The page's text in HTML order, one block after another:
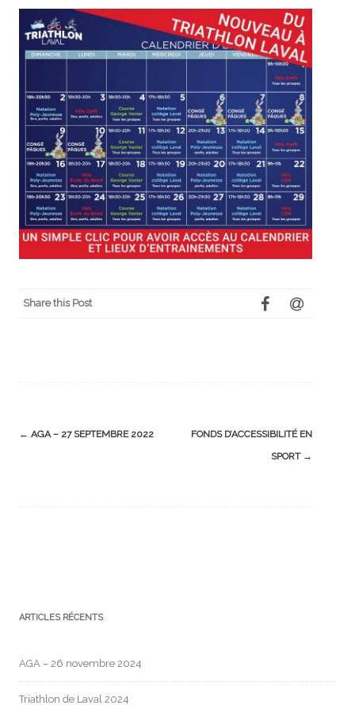
Share this Post
← AGA – 27 SEPTEMBRE 2022
FONDS D’ACCESSIBILITÉ EN
SPORT →
ARTICLES RÉCENTS
AGA – 26 novembre 2024
Triathlon de Laval 2024